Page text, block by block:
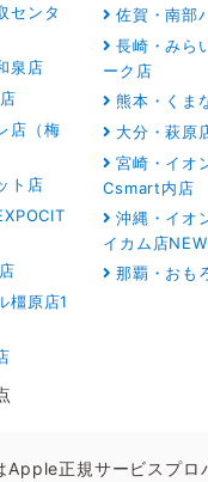
センタ
泉店
店（梅
ト店
橿原店1
佐賀・南部
長崎・みら
ーク店
熊本・くま
大分・萩原
宮崎・イオ
Csmart内店
沖縄・イオ
イカム店
那覇・おも
Apple正規サービスプロ